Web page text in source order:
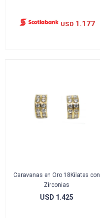
USD 1.177
Caravanas en Oro 18Kilates con
Zirconias
USD 1.425